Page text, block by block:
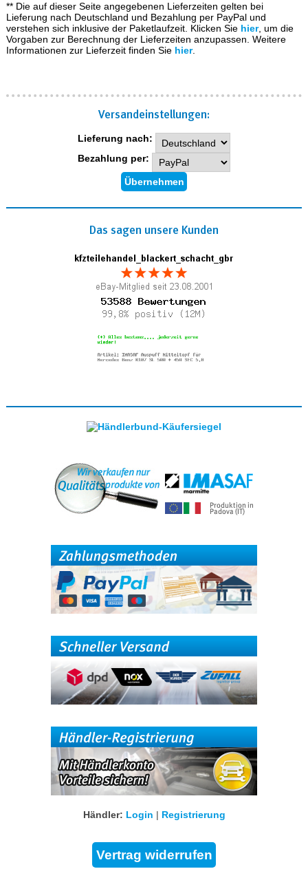
** Die auf dieser Seite angegebenen Lieferzeiten gelten bei
Lieferung nach Deutschland und Bezahlung per PayPal und
verstehen sich inklusive der Paketlaufzeit. Klicken Sie hier, um die
Vorgaben zur Berechnung der Lieferzeiten anzupassen. Weitere
Informationen zur Lieferzeit finden Sie hier.
Versand­einstellungen:
Lieferung nach:
Bezahlung per:
Das sagen unsere Kunden
Händler: Login | Registrierung